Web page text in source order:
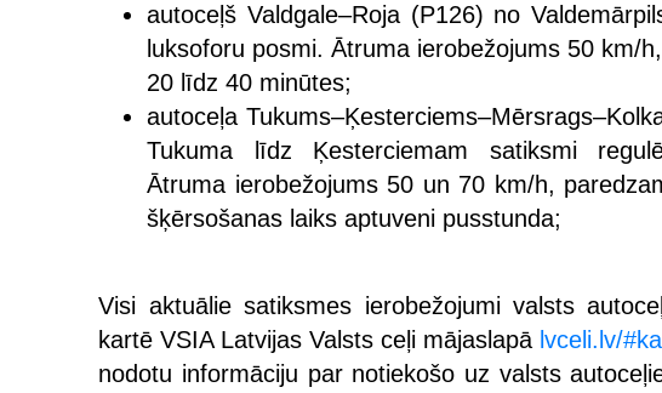
autoceļš Valdgale–Roja (P126) no
luksoforu posmi. Ātruma ierobežojums 50 km/
20 līdz 40 minūtes;
autoceļa
Tukuma līdz Ķesterciemam satiksmi
Ātruma ierobežojums 50 un 70 km/h,
šķērsošanas laiks aptuveni pusstunda;
Visi aktuālie satiksmes ierobežojumi valsts
kartē VSIA Latvijas Valsts ceļi mājaslapā lvceli.lv/
nodotu informāciju par notiekošo uz valsts